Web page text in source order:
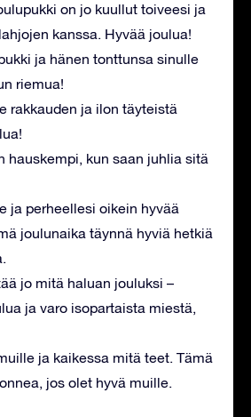
on jo kuullut toiveesi ja
kanssa. Hyvää joulua!
ja hänen tonttunsa sinulle
riemua!
rakkauden ja ilon täyteistä
hauskempi, kun saan juhlia sitä
ja perheellesi oikein hyvää
joulunaika täynnä hyviä hetkiä
jo mitä haluan jouluksi –
ja varo isopartaista miestä,
ja kaikessa mitä teet. Tämä
jos olet hyvä muille.